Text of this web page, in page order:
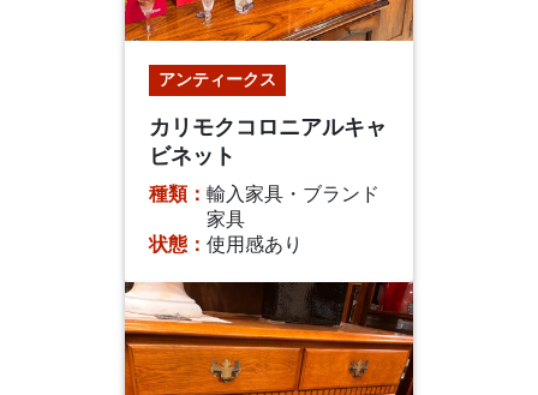
アンティークス
カリモクコロニアルキャ
ビネット
種類： 輸入家具・ブランド
家具
状態： 使用感あり